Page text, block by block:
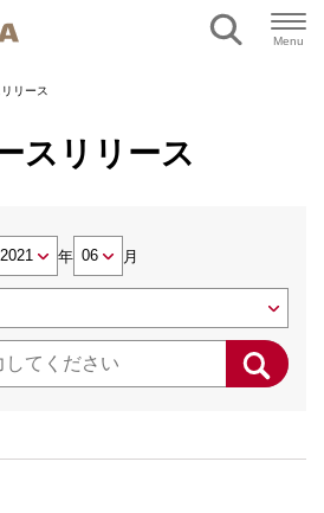
Menu
リース
スリリース
年 月